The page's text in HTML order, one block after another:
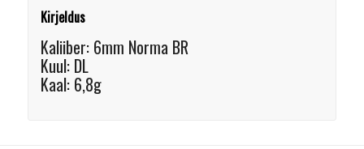
Kirjeldus
Kaliiber: 6mm Norma BR
Kuul: DL
Kaal: 6,8g